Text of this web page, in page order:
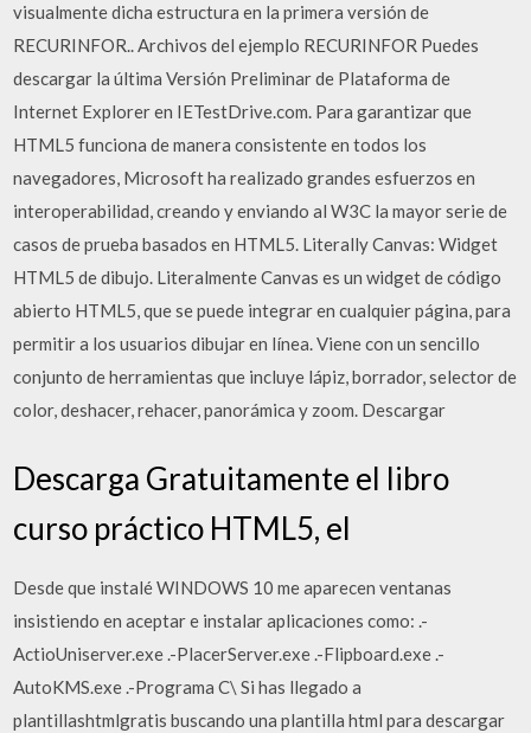
visualmente dicha estructura en la primera versión de
RECURINFOR.. Archivos del ejemplo RECURINFOR Puedes
descargar la última Versión Preliminar de Plataforma de
Internet Explorer en IETestDrive.com. Para garantizar que
HTML5 funciona de manera consistente en todos los
navegadores, Microsoft ha realizado grandes esfuerzos en
interoperabilidad, creando y enviando al W3C la mayor serie de
casos de prueba basados en HTML5. Literally Canvas: Widget
HTML5 de dibujo. Literalmente Canvas es un widget de código
abierto HTML5, que se puede integrar en cualquier página, para
permitir a los usuarios dibujar en línea. Viene con un sencillo
conjunto de herramientas que incluye lápiz, borrador, selector de
color, deshacer, rehacer, panorámica y zoom. Descargar
Descarga Gratuitamente el libro
curso práctico HTML5, el
Desde que instalé WINDOWS 10 me aparecen ventanas
insistiendo en aceptar e instalar aplicaciones como: .-
ActioUniserver.exe .-PlacerServer.exe .-Flipboard.exe .-
AutoKMS.exe .-Programa C\ Si has llegado a
plantillashtmlgratis buscando una plantilla html para descargar